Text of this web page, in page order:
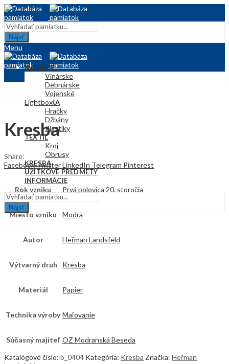
Nájsť
Menu
NÁRADIE
Vinárske
Debnárske
Vojenské
KERAMIKA
Hračky
Džbány
Plastiky
TEXTIL
Kroj
Obrusy
KRESBA
ÚŽITKOVÉ PREDMETY
INFORMÁCIE
Nájsť
Lightbox
Kresba
Share:
FacebookTwitterLinkedIn Telegram Pinterest
Rok vzniku Prvá polovica 20. storočia
Miesto vzniku Modra
Autor Heřman Landsfeld
Výtvarný druh Kresba
Materiál Papier
Technika výroby Maľovanie
Súčasný majiteľ OZ Modranská Beseda
Katalógové číslo: b_0404 Kategória: Kresba Značka: Heřman